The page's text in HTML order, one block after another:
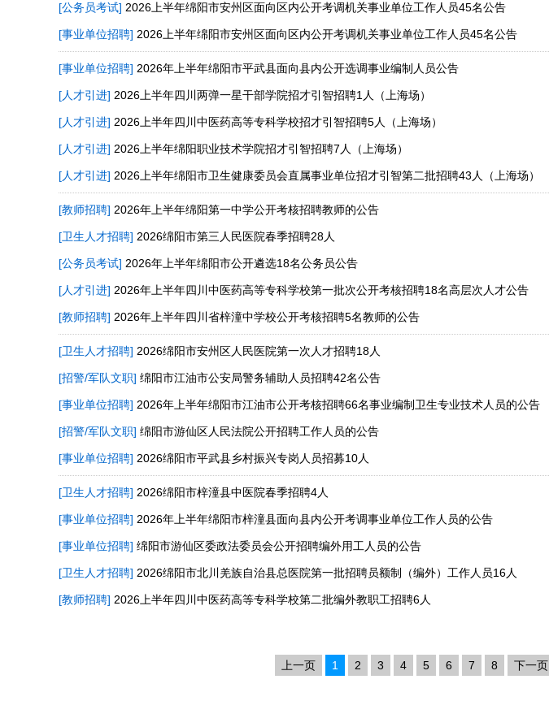
[公务员考试] 2026上半年绵阳市安州区面向区内公开考调机关事业单位工作人员45名公告
[事业单位招聘] 2026上半年绵阳市安州区面向区内公开考调机关事业单位工作人员45名公告
[事业单位招聘] 2026年上半年绵阳市平武县面向县内公开选调事业编制人员公告
[人才引进] 2026上半年四川两弹一星干部学院招才引智招聘1人（上海场）
[人才引进] 2026上半年四川中医药高等专科学校招才引智招聘5人（上海场）
[人才引进] 2026上半年绵阳职业技术学院招才引智招聘7人（上海场）
[人才引进] 2026上半年绵阳市卫生健康委员会直属事业单位招才引智第二批招聘43人（上海场）
[教师招聘] 2026年上半年绵阳第一中学公开考核招聘教师的公告
[卫生人才招聘] 2026绵阳市第三人民医院春季招聘28人
[公务员考试] 2026年上半年绵阳市公开遴选18名公务员公告
[人才引进] 2026年上半年四川中医药高等专科学校第一批次公开考核招聘18名高层次人才公告
[教师招聘] 2026年上半年四川省梓潼中学校公开考核招聘5名教师的公告
[卫生人才招聘] 2026绵阳市安州区人民医院第一次人才招聘18人
[招警/军队文职] 绵阳市江油市公安局警务辅助人员招聘42名公告
[事业单位招聘] 2026年上半年绵阳市江油市公开考核招聘66名事业编制卫生专业技术人员的公告
[招警/军队文职] 绵阳市游仙区人民法院公开招聘工作人员的公告
[事业单位招聘] 2026绵阳市平武县乡村振兴专岗人员招募10人
[卫生人才招聘] 2026绵阳市梓潼县中医院春季招聘4人
[事业单位招聘] 2026年上半年绵阳市梓潼县面向县内公开考调事业单位工作人员的公告
[事业单位招聘] 绵阳市游仙区委政法委员会公开招聘编外用工人员的公告
[卫生人才招聘] 2026绵阳市北川羌族自治县总医院第一批招聘员额制（编外）工作人员16人
[教师招聘] 2026上半年四川中医药高等专科学校第二批编外教职工招聘6人
上一页 1 2 3 4 5 6 7 8 下一页